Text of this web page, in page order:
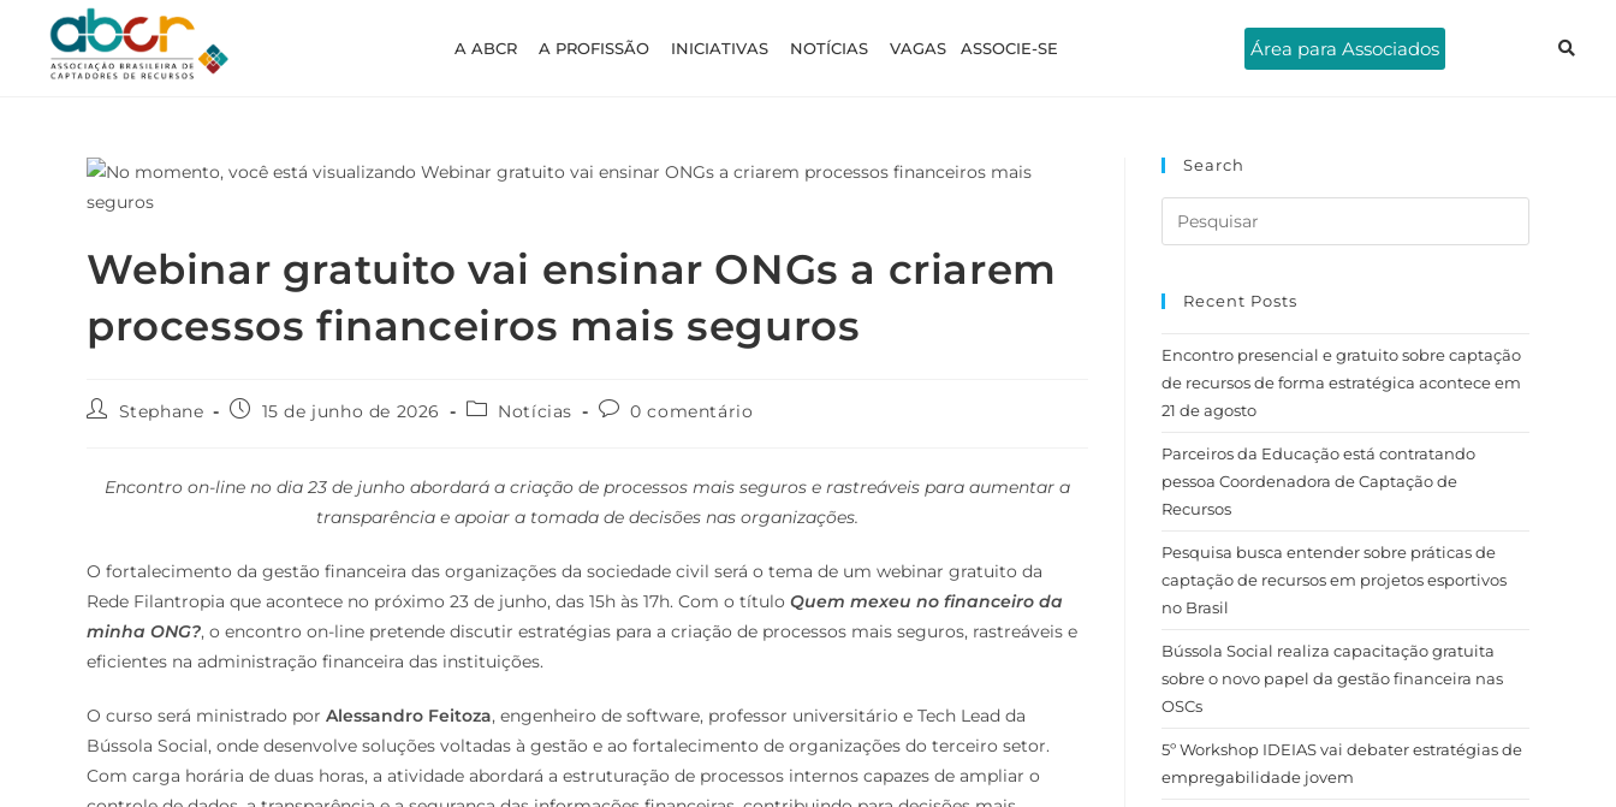
A ABCR A PROFISSÃO INICIATIVAS NOTÍCIAS VAGAS ASSOCIE-SE Área para Associados
Webinar gratuito vai ensinar ONGs a criarem
processos financeiros mais seguros
Stephane 15 de junho de 2026 Notícias 0 comentário
Encontro on-line no dia 23 de junho abordará a criação de processos mais seguros e rastreáveis para aumentar a
transparência e apoiar a tomada de decisões nas organizações.
O fortalecimento da gestão financeira das organizações da sociedade civil será o tema de um webinar gratuito da
Rede Filantropia que acontece no próximo 23 de junho, das 15h às 17h. Com o título Quem mexeu no financeiro da
minha ONG?, o encontro on-line pretende discutir estratégias para a criação de processos mais seguros, rastreáveis e
eficientes na administração financeira das instituições.
O curso será ministrado por Alessandro Feitoza, engenheiro de software, professor universitário e Tech Lead da
Bússola Social, onde desenvolve soluções voltadas à gestão e ao fortalecimento de organizações do terceiro setor.
Com carga horária de duas horas, a atividade abordará a estruturação de processos internos capazes de ampliar o
Search
Recent Posts
Encontro presencial e gratuito sobre captação
de recursos de forma estratégica acontece em
21 de agosto
Parceiros da Educação está contratando
pessoa Coordenadora de Captação de
Recursos
Pesquisa busca entender sobre práticas de
captação de recursos em projetos esportivos
no Brasil
Bússola Social realiza capacitação gratuita
sobre o novo papel da gestão financeira nas
OSCs
5º Workshop IDEIAS vai debater estratégias de
empregabilidade jovem